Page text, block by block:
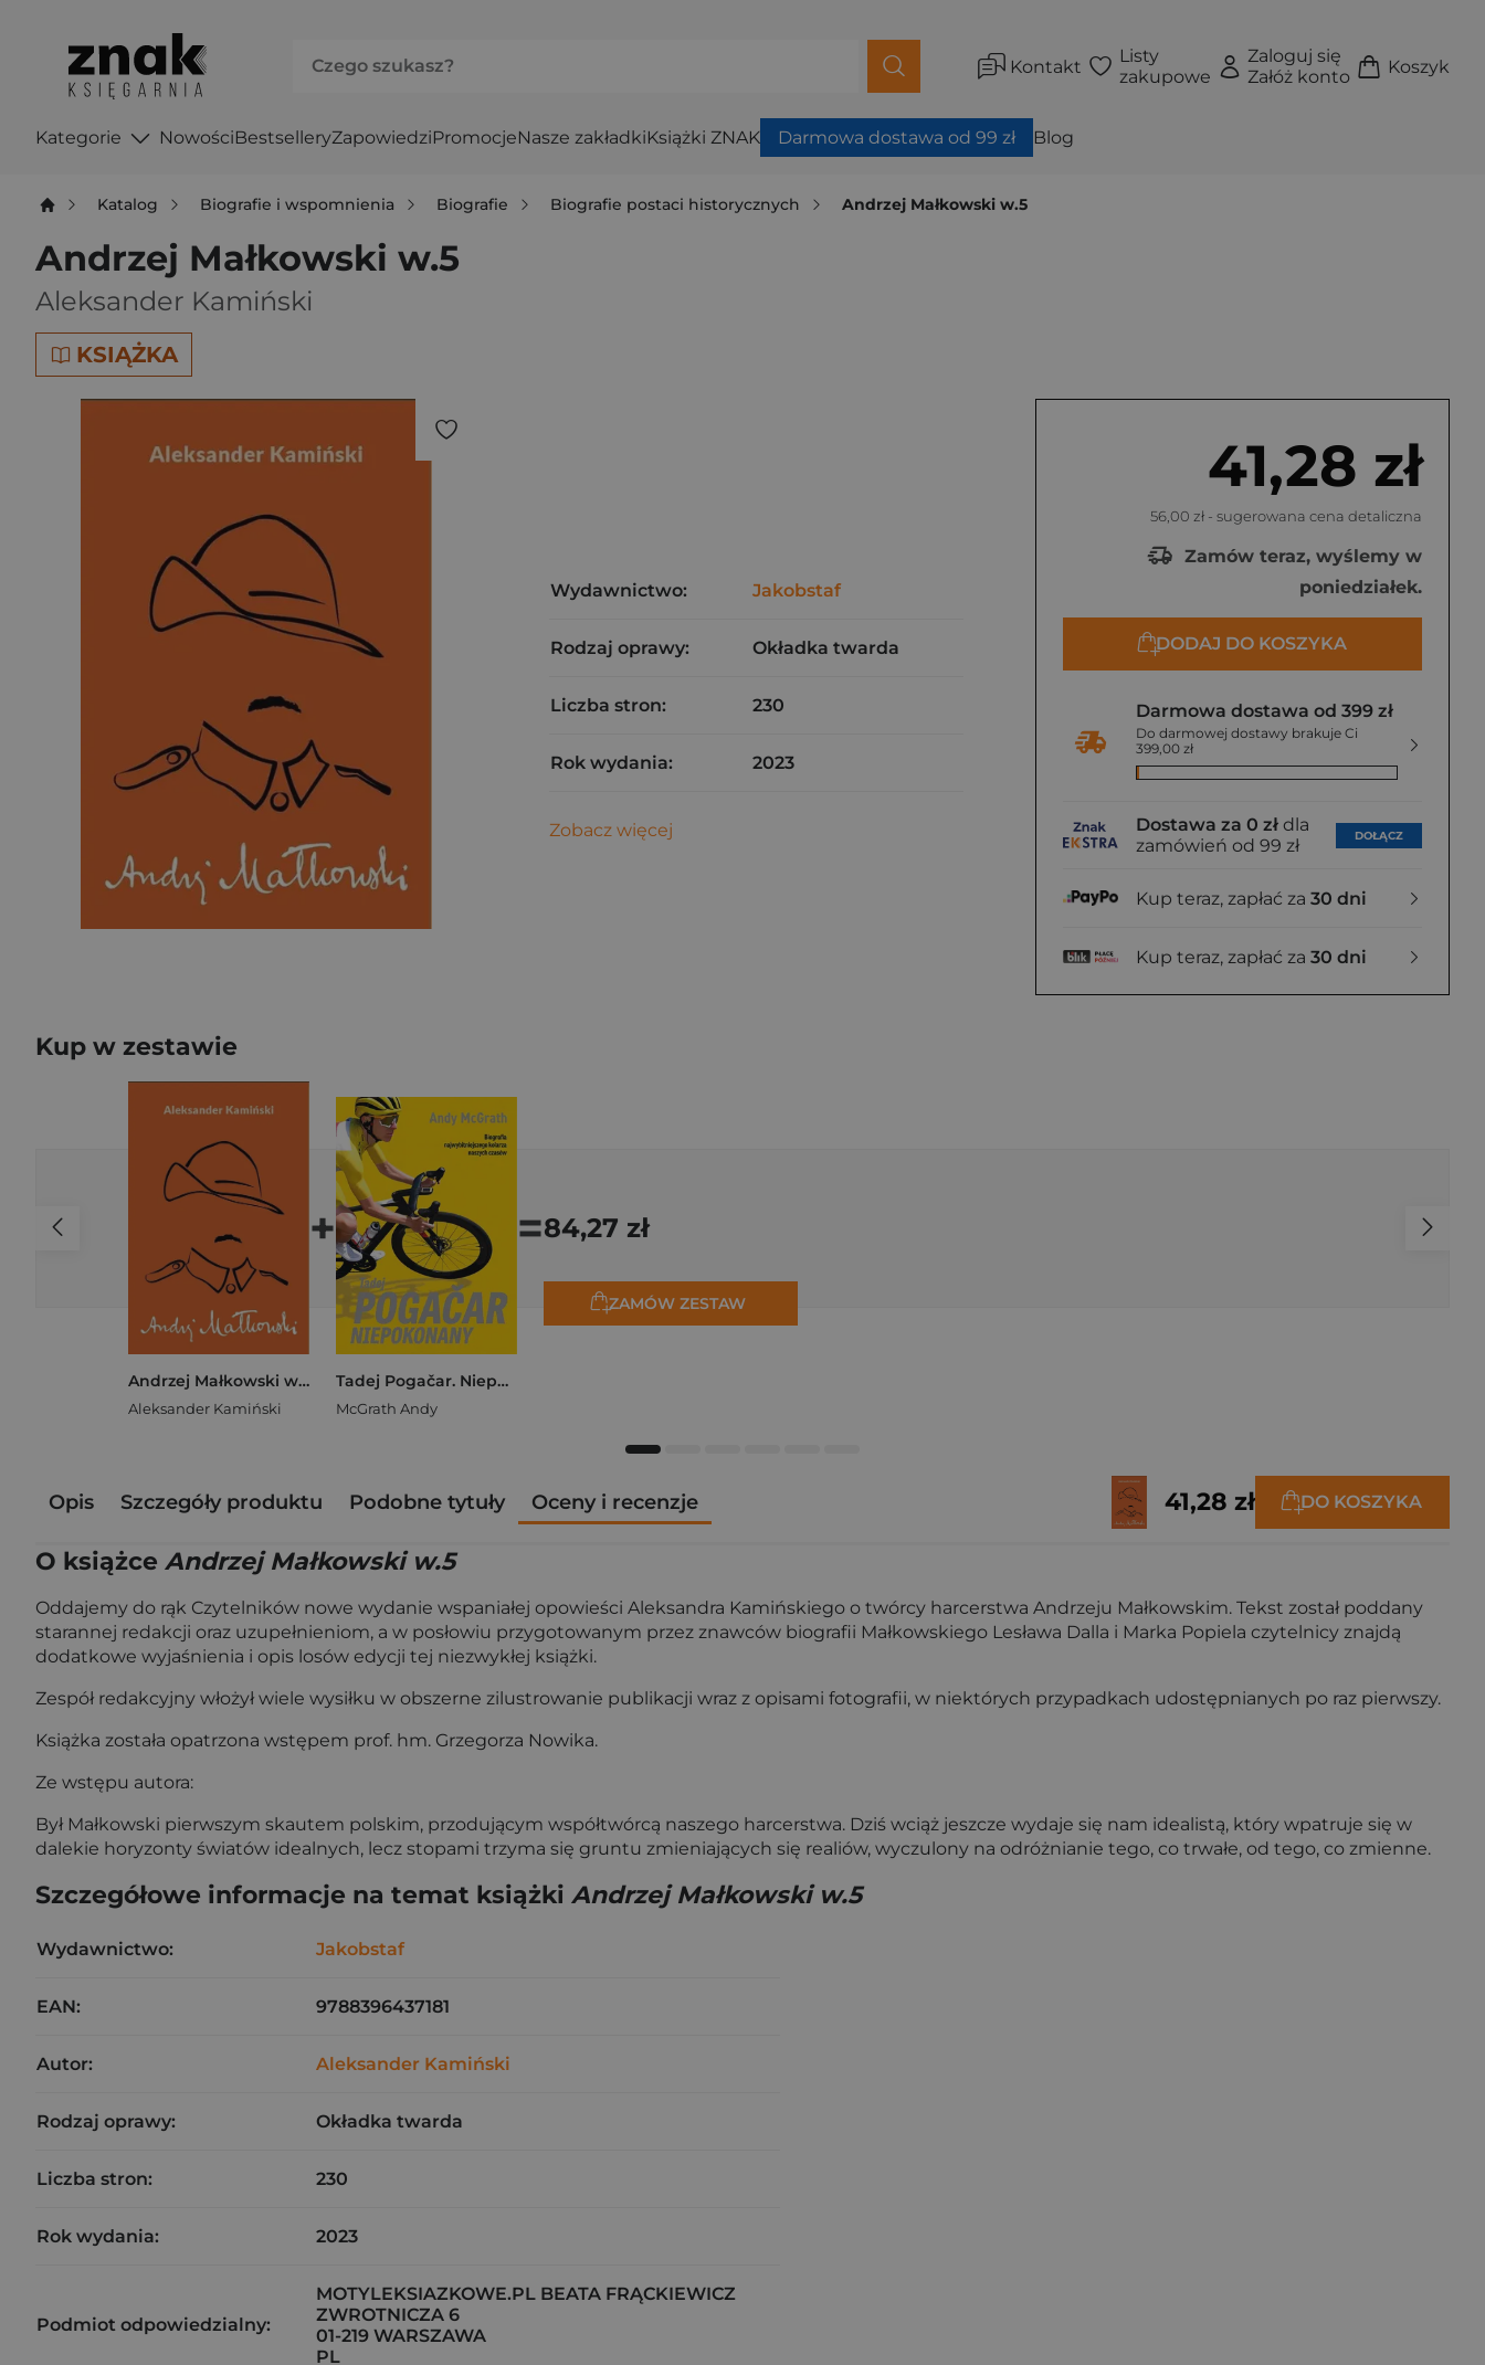
Kontakt
Listy
zakupowe
Zaloguj się
Załóż konto
Koszyk
Kategorie NowościBestselleryZapowiedziPromocjeNasze zakładkiKsiążki ZNAK Darmowa dostawa od 99 zł Blog
Katalog Biografie i wspomnienia Biografie Biografie postaci historycznych Andrzej Małkowski w.5
Andrzej Małkowski w.5
Aleksander Kamiński
KSIĄŻKA
41,28 zł
56,00 zł - sugerowana cena detaliczna
Zamów teraz, wyślemy w
poniedziałek.
DODAJ DO KOSZYKA
Darmowa dostawa od 399 zł
Do darmowej dostawy brakuje Ci
399,00 zł
Dostawa za 0 zł dla
zamówień od 99 zł
DOŁĄCZ
Kup teraz, zapłać za 30 dni
Kup teraz, zapłać za 30 dni
Wydawnictwo: Jakobstaf
Rodzaj oprawy: Okładka twarda
Liczba stron: 230
Rok wydania: 2023
Zobacz więcej
Kup w zestawie
Andrzej Małkowski w.5
Aleksander Kamiński
+
Tadej Pogačar. Niepokonany
McGrath Andy
=84,27 zł
ZAMÓW ZESTAW
Opis Szczegóły produktu Podobne tytuły Oceny i recenzje 41,28 zł DO KOSZYKA
O książce Andrzej Małkowski w.5
Oddajemy do rąk Czytelników nowe wydanie wspaniałej opowieści Aleksandra Kamińskiego o twórcy harcerstwa Andrzeju Małkowskim. Tekst został poddany
starannej redakcji oraz uzupełnieniom, a w posłowiu przygotowanym przez znawców biografii Małkowskiego Lesława Dalla i Marka Popiela czytelnicy znajdą
dodatkowe wyjaśnienia i opis losów edycji tej niezwykłej książki.
Zespół redakcyjny włożył wiele wysiłku w obszerne zilustrowanie publikacji wraz z opisami fotografii, w niektórych przypadkach udostępnianych po raz pierwszy.
Książka została opatrzona wstępem prof. hm. Grzegorza Nowika.
Ze wstępu autora:
Był Małkowski pierwszym skautem polskim, przodującym współtwórcą naszego harcerstwa. Dziś wciąż jeszcze wydaje się nam idealistą, który wpatruje się w
dalekie horyzonty światów idealnych, lecz stopami trzyma się gruntu zmieniających się realiów, wyczulony na odróżnianie tego, co trwałe, od tego, co zmienne.
Szczegółowe informacje na temat książki Andrzej Małkowski w.5
Wydawnictwo: Jakobstaf
EAN: 9788396437181
Autor: Aleksander Kamiński
Rodzaj oprawy: Okładka twarda
Liczba stron: 230
Rok wydania: 2023
Podmiot odpowiedzialny:
MOTYLEKSIAZKOWE.PL BEATA FRĄCKIEWICZ
ZWROTNICZA 6
01-219 WARSZAWA
PL